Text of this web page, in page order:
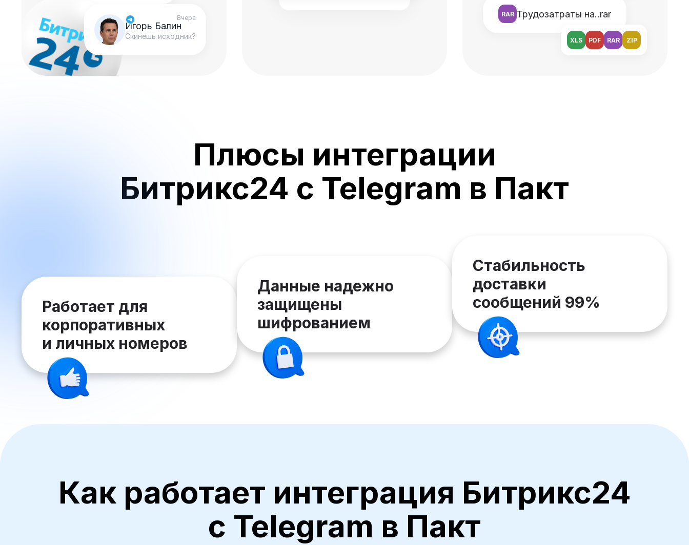
Игорь Балин
Скинешь исходник?
Вчера RAR Трудозатраты на..rar
XLS PDF RAR ZIP
Плюсы интеграции
Битрикс24 с Telegram в Пакт
Работает для
корпоративных
и личных номеров
Данные надежно
защищены
шифрованием
Стабильность
доставки
сообщений 99%
Как работает интеграция Битрикс24
с Telegram в Пакт